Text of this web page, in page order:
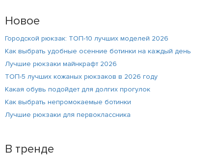
Новое
Городской рюкзак: ТОП-10 лучших моделей 2026
Как выбрать удобные осенние ботинки на каждый день
Лучшие рюкзаки майнкрафт 2026
ТОП-5 лучших кожаных рюкзаков в 2026 году
Какая обувь подойдет для долгих прогулок
Как выбрать непромокаемые ботинки
Лучшие рюкзаки для первоклассника
В тренде